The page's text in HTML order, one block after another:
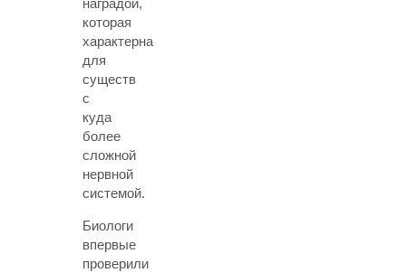
наградой,
которая
характерна
для
существ
с
куда
более
сложной
нервной
системой.
Биологи
впервые
проверили